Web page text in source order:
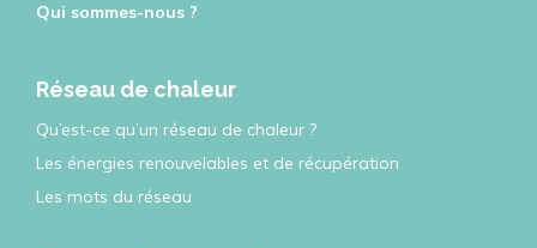
Qui sommes-nous ?
Réseau de chaleur
Qu’est-ce qu’un réseau de chaleur ?
Les énergies renouvelables et de récupération
Les mots du réseau